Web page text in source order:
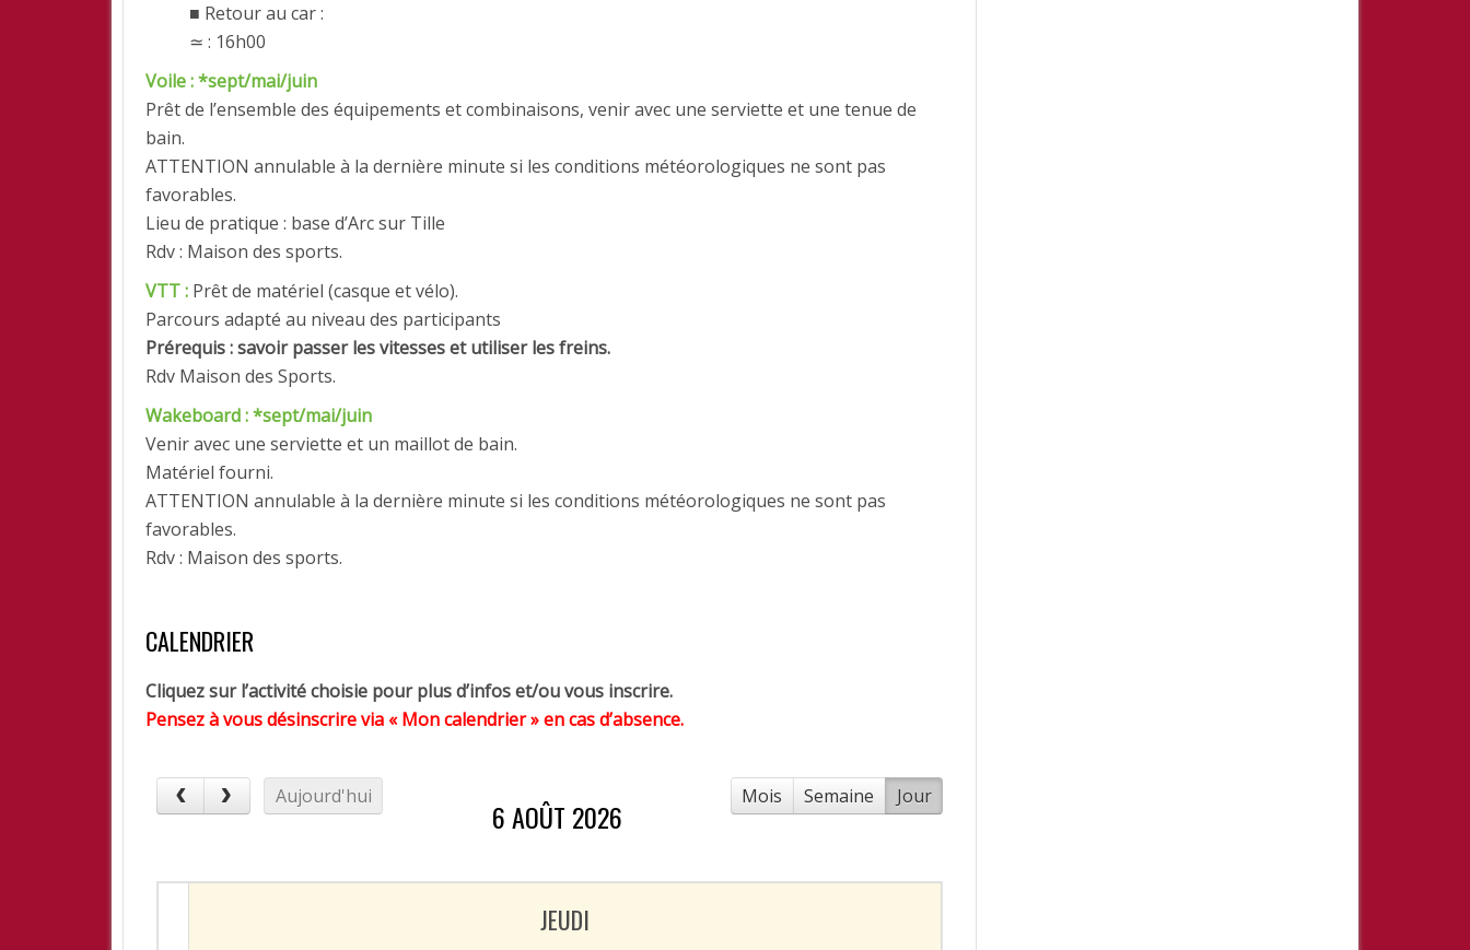
■ Retour au car :
≃ : 16h00
Voile : *sept/mai/juin
Prêt de l’ensemble des équipements et combinaisons, venir avec une serviette et une tenue de
bain.
ATTENTION annulable à la dernière minute si les conditions météorologiques ne sont pas
favorables.
Lieu de pratique : base d’Arc sur Tille
Rdv : Maison des sports.
VTT : Prêt de matériel (casque et vélo).
Parcours adapté au niveau des participants
Prérequis : savoir passer les vitesses et utiliser les freins.
Rdv Maison des Sports.
Wakeboard : *sept/mai/juin
Venir avec une serviette et un maillot de bain.
Matériel fourni.
ATTENTION annulable à la dernière minute si les conditions météorologiques ne sont pas
favorables.
Rdv : Maison des sports.
CALENDRIER
Cliquez sur l’activité choisie pour plus d’infos et/ou vous inscrire.
Pensez à vous désinscrire via « Mon calendrier » en cas d’absence.
Aujourd'hui Mois Semaine Jour
6 AOÛT 2026
JEUDI